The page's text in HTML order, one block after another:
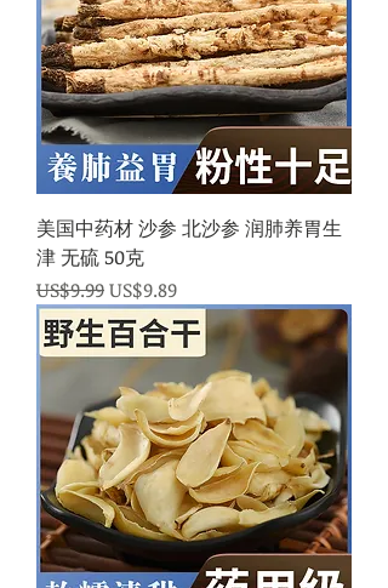
美国中药材 沙参 北沙参 润肺养胃生
津 无硫 50克
一般價格
US$9.99促銷價格
US$9.89